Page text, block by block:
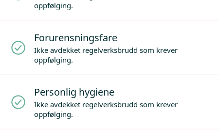
oppfølging.
Forurensningsfare
Ikke avdekket regelverksbrudd som krever
oppfølging.
Personlig hygiene
Ikke avdekket regelverksbrudd som krever
oppfølging.